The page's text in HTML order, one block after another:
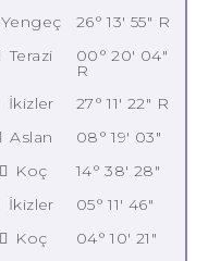
Yengeç
26° 13' 55" R
Terazi 00° 20' 04"
R
İkizler
27° 11' 22" R
Aslan
08° 19' 03"
Koç
14° 38' 28"
İkizler
05° 11' 46"
Koç 04° 10' 21"